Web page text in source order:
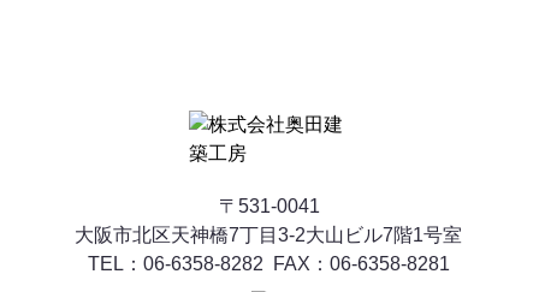
〒531-0041
​​​​​​​大阪市北区天神橋7丁目3-2大山ビル7階1号室
TEL：06-6358-8282 FAX：06-6358-8281